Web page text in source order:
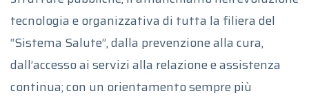
tecnologia e organizzativa di tutta la filiera del
“Sistema Salute”, dalla prevenzione alla cura,
dall’accesso ai servizi alla relazione e assistenza
continua; con un orientamento sempre più